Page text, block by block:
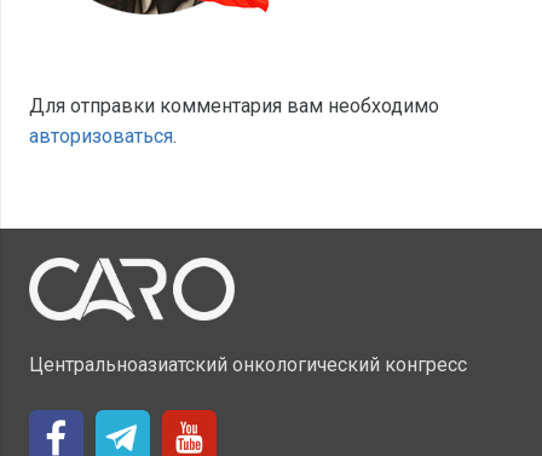
Для отправки комментария вам необходимо
авторизоваться.
Центральноазиатский онкологический конгресс